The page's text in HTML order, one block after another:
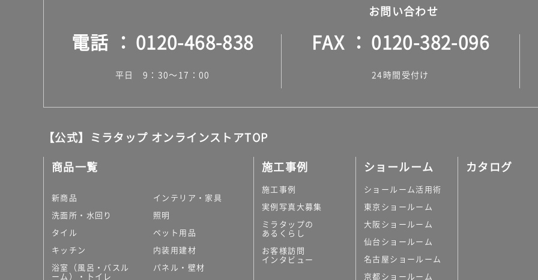
お問い合わせ
電話 0120-468-838
平日 9：30～17：00
FAX 0120-382-096
24時間受付け
【公式】ミラタップ オンラインストアTOP
商品一覧
新商品
洗面所・水回り
タイル
キッチン
浴室（風呂・バスル
ーム）・トイレ
インテリア・家具
照明
ペット用品
内装用建材
パネル・壁材
施工事例
施工事例
実例写真大募集
ミラタップの
あるくらし
お客様訪問
インタビュー
ショールーム
ショールーム活用術
東京ショールーム
大阪ショールーム
仙台ショールーム
名古屋ショールーム
京都ショールーム
カタログ